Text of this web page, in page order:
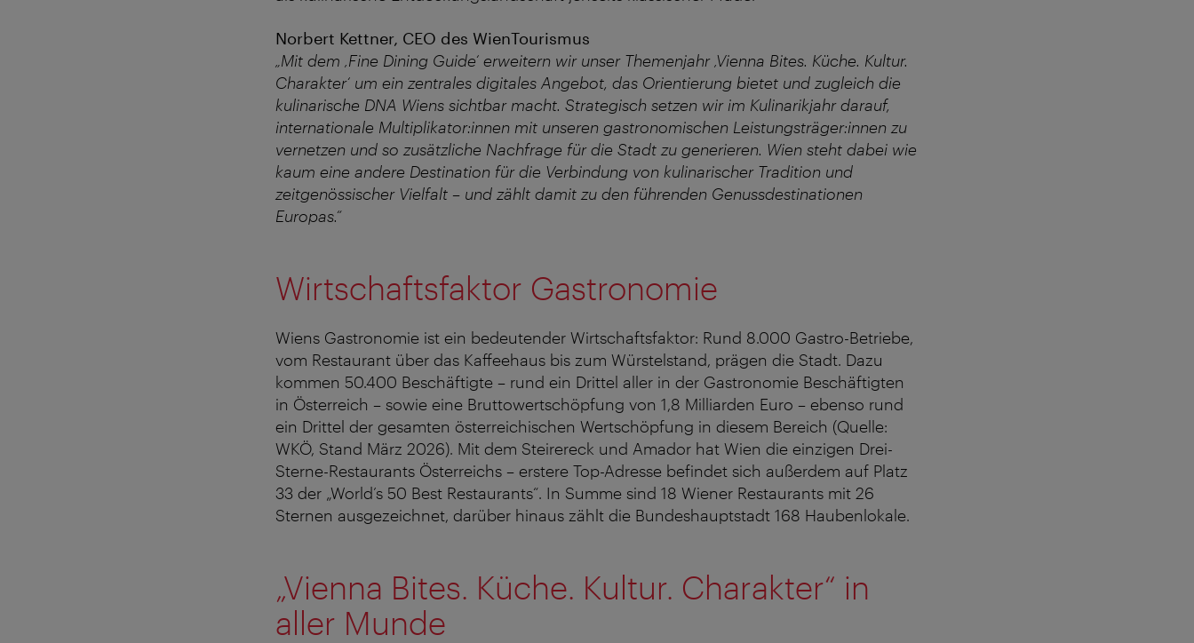
Norbert Kettner, CEO des WienTourismus
„Mit dem ‚Fine Dining Guide‘ erweitern wir unser Themenjahr ‚Vienna Bites. Küche. Kultur.
Charakter‘ um ein zentrales digitales Angebot, das Orientierung bietet und zugleich die
kulinarische DNA Wiens sichtbar macht. Strategisch setzen wir im Kulinarikjahr darauf,
internationale Multiplikator:innen mit unseren gastronomischen Leistungsträger:innen zu
vernetzen und so zusätzliche Nachfrage für die Stadt zu generieren. Wien steht dabei wie
kaum eine andere Destination für die Verbindung von kulinarischer Tradition und
zeitgenössischer Vielfalt – und zählt damit zu den führenden Genussdestinationen
Europas.“
Wirtschaftsfaktor Gastronomie
Wiens Gastronomie ist ein bedeutender Wirtschaftsfaktor: Rund 8.000 Gastro-Betriebe,
vom Restaurant über das Kaffeehaus bis zum Würstelstand, prägen die Stadt. Dazu
kommen 50.400 Beschäftigte – rund ein Drittel aller in der Gastronomie Beschäftigten
in Österreich – sowie eine Bruttowertschöpfung von 1,8 Milliarden Euro – ebenso rund
ein Drittel der gesamten österreichischen Wertschöpfung in diesem Bereich (Quelle:
WKÖ, Stand März 2026). Mit dem Steirereck und Amador hat Wien die einzigen Drei-
Sterne-Restaurants Österreichs – erstere Top-Adresse befindet sich außerdem auf Platz
33 der „World’s 50 Best Restaurants“. In Summe sind 18 Wiener Restaurants mit 26
Sternen ausgezeichnet, darüber hinaus zählt die Bundeshauptstadt 168 Haubenlokale.
„Vienna Bites. Küche. Kultur. Charakter“ in
aller Munde